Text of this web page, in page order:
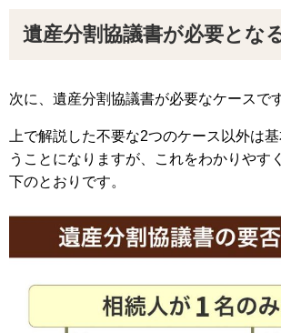
遺産分割協議書が必要とな
次に、遺産分割協議書が必要なケースです
上で解説した不要な2つのケース以外は
うことになりますが、これをわかりやす
下のとおりです。